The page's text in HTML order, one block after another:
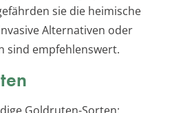
sie die heimische
Alternativen oder
sind empfehlenswert.